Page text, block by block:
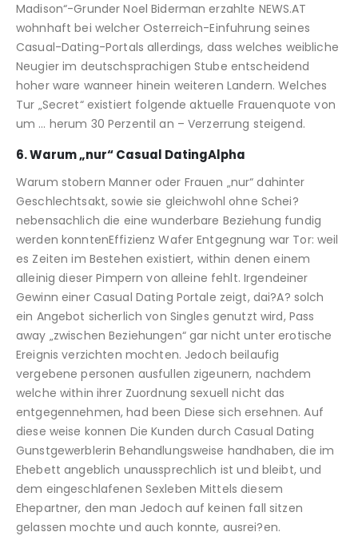
Madison“-Grunder Noel Biderman erzahlte NEWS.AT
wohnhaft bei welcher Osterreich-Einfuhrung seines
Casual-Dating-Portals allerdings, dass welches weibliche
Neugier im deutschsprachigen Stube entscheidend
hoher ware wanneer hinein weiteren Landern. Welches
Tur „Secret“ existiert folgende aktuelle Frauenquote von
um … herum 30 Perzentil an – Verzerrung steigend.
6. Warum „nur“ Casual DatingAlpha
Warum stobern Manner oder Frauen „nur“ dahinter
Geschlechtsakt, sowie sie gleichwohl ohne Schei?
nebensachlich die eine wunderbare Beziehung fundig
werden konntenEffizienz Wafer Entgegnung war Tor: weil
es Zeiten im Bestehen existiert, within denen einem
alleinig dieser Pimpern von alleine fehlt. Irgendeiner
Gewinn einer Casual Dating Portale zeigt, dai?A? solch
ein Angebot sicherlich von Singles genutzt wird, Pass
away „zwischen Beziehungen“ gar nicht unter erotische
Ereignis verzichten mochten. Jedoch beilaufig
vergebene personen ausfullen zigeunern, nachdem
welche within ihrer Zuordnung sexuell nicht das
entgegennehmen, had been Diese sich ersehnen. Auf
diese weise konnen Die Kunden durch Casual Dating
Gunstgewerblerin Behandlungsweise handhaben, die im
Ehebett angeblich unaussprechlich ist und bleibt, und
dem eingeschlafenen Sexleben Mittels diesem
Ehepartner, den man Jedoch auf keinen fall sitzen
gelassen mochte und auch konnte, ausrei?en.